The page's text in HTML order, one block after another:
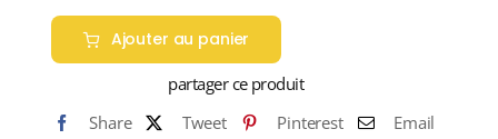
de
Château
de
Prémeaux
"Clos
Ajouter au panier
partager ce produit
Share
Tweet Pinterest Email